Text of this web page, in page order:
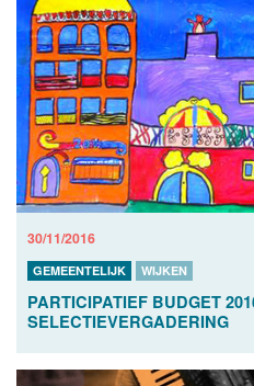
30/11/2016
GEMEENTELIJK WIJKEN
PARTICIPATIEF BUDGET
SELECTIEVERGADERING